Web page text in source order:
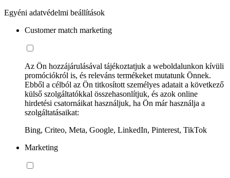
Egyéni adatvédelmi beállítások
Customer match marketing
Az Ön hozzájárulásával tájékoztatjuk a weboldalunkon kívüli
promóciókról is, és releváns termékeket mutatunk Önnek.
Ebből a célból az Ön titkosított személyes adatait a következő
külső szolgáltatókkal összehasonlítjuk, és azok online
hirdetési csatornáikat használjuk, ha Ön már használja a
szolgáltatásaikat:
Bing, Criteo, Meta, Google, LinkedIn, Pinterest, TikTok
Marketing